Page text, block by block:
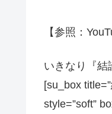
【参照：
いきなり『結
[su_box
style=”soft”